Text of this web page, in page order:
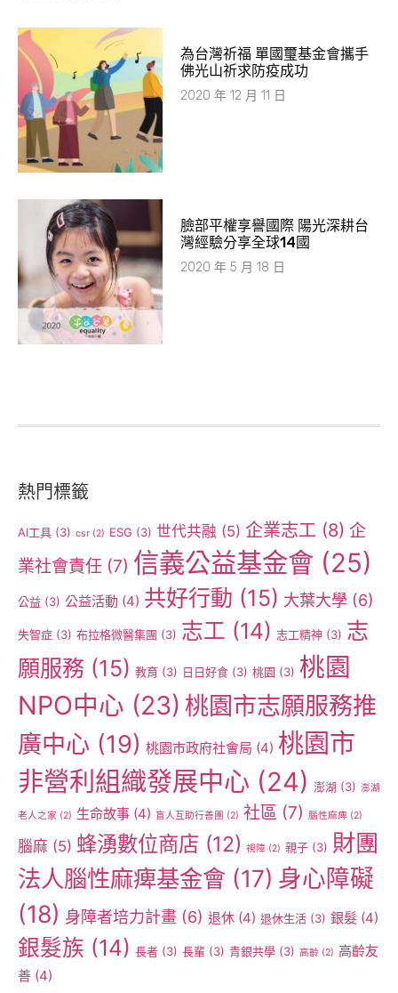
為台灣祈福 單國璽基金會攜手
佛光山祈求防疫成功
2020 年 12 月 11 日
臉部平權享譽國際 陽光深耕台
灣經驗分享全球14國
2020 年 5 月 18 日
熱門標籤
AI工具 (3) csr (2) ESG (3) 世代共融 (5) 企業志工 (8) 企
業社會責任 (7) 信義公益基金會 (25)
公益 (3) 公益活動 (4) 共好行動 (15) 大葉大學 (6)
失智症 (3) 布拉格微醫集團 (3) 志工 (14) 志工精神 (3) 志
願服務 (15) 教育 (3) 日日好食 (3) 桃園 (3) 桃園
NPO中心 (23) 桃園市志願服務推
廣中心 (19) 桃園市政府社會局 (4) 桃園市
非營利組織發展中心 (24) 澎湖 (3) 澎湖
老人之家 (2) 生命故事 (4) 盲人互助行善團 (2) 社區 (7) 腦性麻痺 (2)
腦麻 (5) 蜂湧數位商店 (12) 視障 (2) 親子 (3) 財團
法人腦性麻痺基金會 (17) 身心障礙
(18) 身障者培力計畫 (6) 退休 (4) 退休生活 (3) 銀髮 (4)
銀髮族 (14) 長者 (3) 長輩 (3) 青銀共學 (3) 高齡 (2) 高齡友
善 (4)